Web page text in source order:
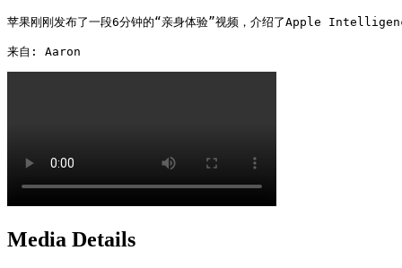
苹果刚刚发布了一段6分钟的“亲身体验”视频，介绍了Apple
来自: Aaron
Media Details